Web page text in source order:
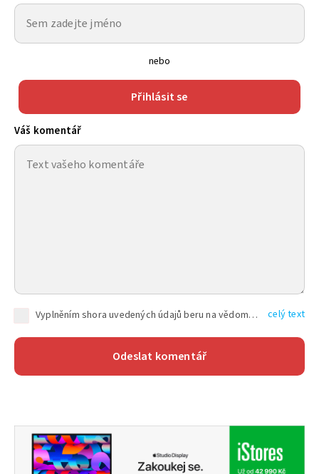
nebo
Přihlásit se
Váš komentář
Vyplněním shora uvedených údajů beru na vědomí, že společnost TEXT FACTORY s.r.o., sídlem Brno, Durďákova 336/29, Černá Pole, PSČ: 613 00, IČ: 06157831, zapsané u Krajského soudu v Brně, oddíl C, vložka 100399, bude zpracovávat mé osobní údaje uvedené v rámci mnou vyplněného registračního formuláře na základě oprávněných zájmů TEXT FACTORY s.r.o. dle čl. 6 odst. 1 písm. f) GDPR a pro splnění právních povinností (čl. 6 odst. 1 písm. c) GDPR), a to pro tyto účely: nezbytnost zajistit oprávnění návštěvníka webových stránek provozovaných společností TEXT FACTORY s.r.o. přispívat aktivně ke zveřejněným článkům nebo v rámci diskusních fór a výkon práv TEXT FACTORY s.r.o. jako administrátora těchto diskusních fór. Více informací o zpracování osobních údajů a právech lze nalézt v celý text